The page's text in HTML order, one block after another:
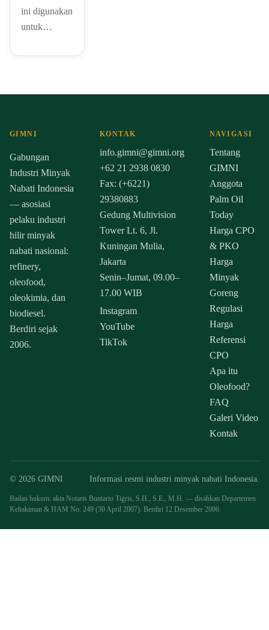
ini digunakan
untuk…
GIMNI
Gabungan
Industri Minyak
Nabati Indonesia
— asosiasi
pelaku industri
hilir minyak
nabati nasional:
refinery,
oleofood,
oleokimia, dan
biodiesel.
Berdiri sejak
2006.
KONTAK
info.gimni@gimni.org
+62 21 2938 0830
Fax: (+6221)
29380883
Gedung Multivision
Tower Lt. 6, Jl.
Kuningan Mulia,
Jakarta
Senin–Jumat, 09.00–
17.00 WIB
Instagram
YouTube
TikTok
NAVIGASI
Tentang
GIMNI
Anggota
Palm Oil
Today
Harga CPO
& PKO
Harga
Minyak
Goreng
Regulasi
Harga
Referensi
CPO
Apa itu
Oleofood?
FAQ
Galeri Video
Kontak
© 2026 GIMNI Informasi resmi industri minyak nabati Indonesia.
Badan hukum: akta Notaris Buntario Tigris, S.H., S.E., M.H. — disahkan Departemen
Kehakiman & HAM No. 249 (30 April 2007). Berdiri 12 Desember 2006.